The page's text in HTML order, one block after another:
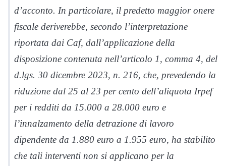
d’acconto. In particolare, il predetto maggior onere
fiscale deriverebbe, secondo l’interpretazione
riportata dai Caf, dall’applicazione della
disposizione contenuta nell’articolo 1, comma 4, del
d.lgs. 30 dicembre 2023, n. 216, che, prevedendo la
riduzione dal 25 al 23 per cento dell’aliquota Irpef
per i redditi da 15.000 a 28.000 euro e
l’innalzamento della detrazione di lavoro
dipendente da 1.880 euro a 1.955 euro, ha stabilito
che tali interventi non si applicano per la